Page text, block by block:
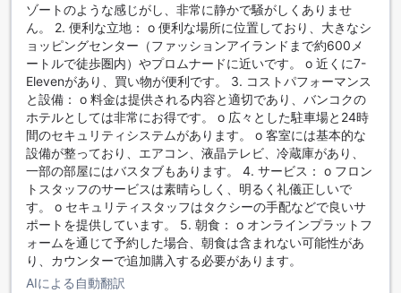
シンシリ リゾート【SHA Plus+認定】は、快適な滞在と美味
しい食事を提供するために、充実したダイニング施設を提供
しています。客室サービスも利用でき、24時間いつでもお部
屋で食事を楽しむことができます。メニューには、地元の新
鮮な食材を使用した多彩な料理が揃っており、お客様の好み
に合わせてオーダーメイドの食事を提供します。
また、シンシリ リゾート【SHA Plus+認定】には、レストラ
ンやカフェもあります。レストランでは、朝食、ランチ、デ
ィナーのバイキングスタイルの食事を楽しむことができま
す。地元の料理や国際料理、ヘルシーオプションなど、さま
ざまな選択肢があります。カフェでは、軽食や軽い飲み物を
楽しむことができます。おしゃれな雰囲気の中でリラックス
しながら、美味しい食事を味わうことができます。
シンシリ リゾート【SHA Plus+認定】のダイニング施設は、
お客様の滞在をより一層充実させるために、幅広い選択肢と
質の高い料理を提供しています。食事の好みや時間に関係な
ゾートのような感じがし、非常に静かで騒がしくありませ
ん。 2. 便利な立地： o 便利な場所に位置しており、大きなシ
ョッピングセンター（ファッションアイランドまで約600メ
ートルで徒歩圏内）やプロムナードに近いです。 o 近くに7-
Elevenがあり、買い物が便利です。 3. コストパフォーマンス
と設備： o 料金は提供される内容と適切であり、バンコクの
ホテルとしては非常にお得です。 o 広々とした駐車場と24時
間のセキュリティシステムがあります。 o 客室には基本的な
設備が整っており、エアコン、液晶テレビ、冷蔵庫があり、
一部の部屋にはバスタブもあります。 4. サービス： o フロン
トスタッフのサービスは素晴らしく、明るく礼儀正しいで
す。 o セキュリティスタッフはタクシーの手配などで良いサ
ポートを提供しています。 5. 朝食： o オンラインプラットフ
ォームを通じて予約した場合、朝食は含まれない可能性があ
り、カウンターで追加購入する必要があります。
AIによる自動翻訳